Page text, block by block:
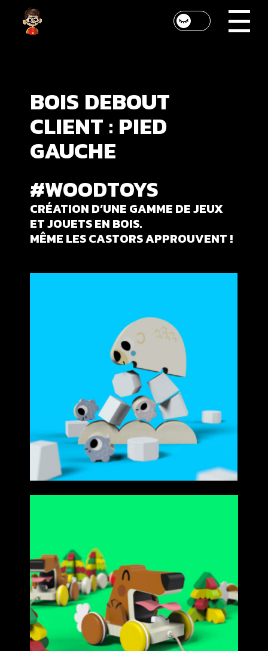
BOIS DEBOUT
CLIENT: PIED
GAUCHE
#WOODTOYS
CRÉATION D’UNE GAMME DE JEUX
ET JOUETS EN BOIS.
MÊME LES CASTORS APPROUVENT !